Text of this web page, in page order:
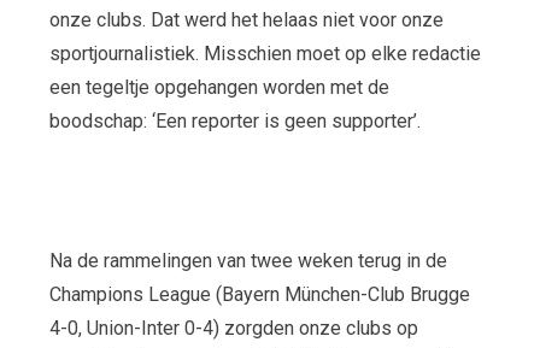
onze clubs. Dat werd het helaas niet voor onze
sportjournalistiek. Misschien moet op elke redactie
een tegeltje opgehangen worden met de
boodschap: ‘Een reporter is geen supporter’.
Na de rammelingen van twee weken terug in de
Champions League (Bayern München-Club Brugge
4-0, Union-Inter 0-4) zorgden onze clubs op